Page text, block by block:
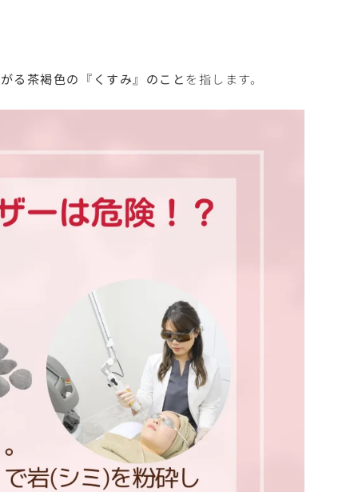
る茶褐色の『くすみ』のことを指します。